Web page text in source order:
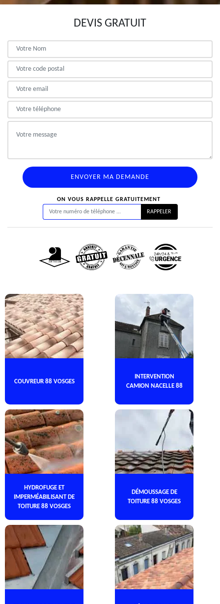
DEVIS GRATUIT
ON VOUS RAPPELLE GRATUITEMENT
COUVREUR 88 VOSGES
INTERVENTION
CAMION NACELLE 88
HYDROFUGE ET
IMPERMÉABILISANT DE
TOITURE 88 VOSGES
DÉMOUSSAGE DE
TOITURE 88 VOSGES